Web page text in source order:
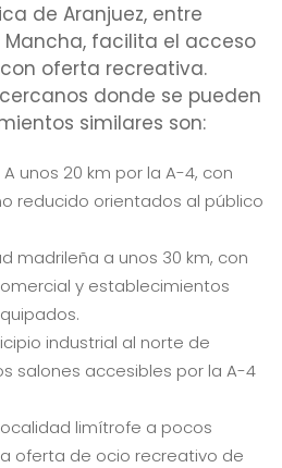
de Aranjuez, entre
facilita el acceso
oferta recreativa.
donde se pueden
similares son:
unos 20 km por la A-4, con
reducido orientados al público
madrileña a unos 30 km, con
y establecimientos
industrial al norte de
salones accesibles por la A-4
limítrofe a pocos
oferta de ocio recreativo de